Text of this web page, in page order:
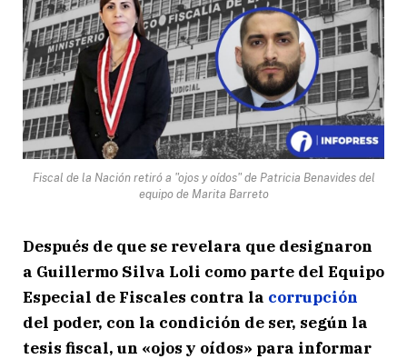
Fiscal de la Nación retiró a "ojos y oídos" de Patricia Benavides del
equipo de Marita Barreto
Después de que se revelara que designaron
a Guillermo Silva Loli como parte del Equipo
Especial de Fiscales contra la corrupción
del poder, con la condición de ser, según la
tesis fiscal, un «ojos y oídos» para informar